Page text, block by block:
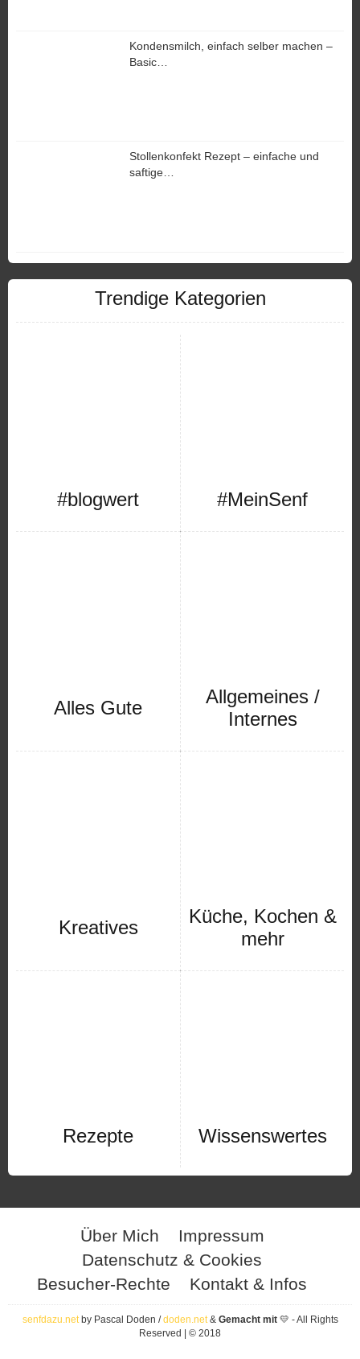
Kondensmilch, einfach selber machen –
Basic…
Stollenkonfekt Rezept – einfache und
saftige…
Trendige Kategorien
#blogwert #MeinSenf
Alles Gute
Allgemeines /
Internes
Kreatives
Küche, Kochen &
mehr
Rezepte Wissenswertes
Über Mich
Impressum
Datenschutz & Cookies
Besucher-Rechte
Kontakt & Infos
senfdazu.netby Pascal Doden /doden.net& Gemacht mit 💛 - All Rights
Reserved | © 2018